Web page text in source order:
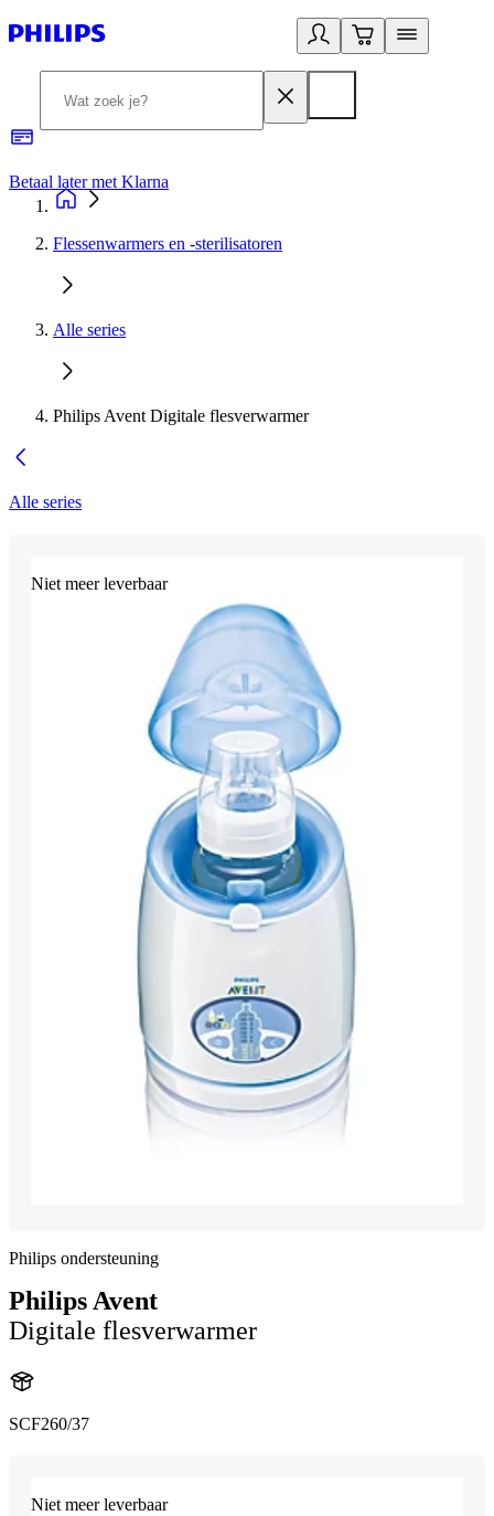
Betaal later met Klarna
Flessenwarmers en -sterilisatoren
Alle series
Philips Avent Digitale flesverwarmer
Alle series
Niet meer leverbaar
Philips ondersteuning
Philips Avent
Digitale flesverwarmer
SCF260/37
Niet meer leverbaar